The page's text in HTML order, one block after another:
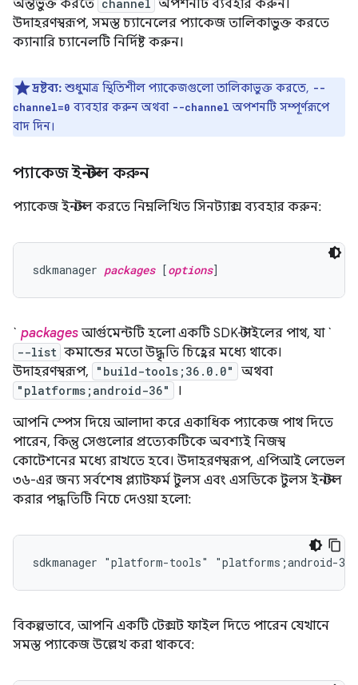
অন্তর্ভুক্ত করতে channel অপশনটি ব্যবহার করুন।
উদাহরণস্বরূপ, সমস্ত চ্যানেলের প্যাকেজ তালিকাভুক্ত করতে
ক্যানারি চ্যানেলটি নির্দিষ্ট করুন।
দ্রষ্টব্য: শুধুমাত্র স্থিতিশীল প্যাকেজগুলো তালিকাভুক্ত করতে, --
channel=0 ব্যবহার করুন অথবা --channel অপশনটি সম্পূর্ণরূপে
বাদ দিন।
প্যাকেজ ইনস্টল করুন
প্যাকেজ ইনস্টল করতে নিম্নলিখিত সিনট্যাক্স ব্যবহার করুন:
sdkmanager packages [options
` packages আর্গুমেন্টটি হলো একটি SDK-স্টাইলের পাথ, যা `
--list কমান্ডের মতো উদ্ধৃতি চিহ্নের মধ্যে থাকে।
উদাহরণস্বরূপ,
"build-tools;36.0.0" অথবা
"platforms;android-36"
।
আপনি স্পেস দিয়ে আলাদা করে একাধিক প্যাকেজ পাথ দিতে
পারেন, কিন্তু সেগুলোর প্রত্যেকটিকে অবশ্যই নিজস্ব
কোটেশনের মধ্যে রাখতে হবে। উদাহরণস্বরূপ, এপিআই লেভেল
৩৬-এর জন্য সর্বশেষ প্ল্যাটফর্ম টুলস এবং এসডিকে টুলস ইনস্টল
করার পদ্ধতিটি নিচে দেওয়া হলো:
বিকল্পভাবে, আপনি একটি টেক্সট ফাইল দিতে পারেন যেখানে
সমস্ত প্যাকেজ উল্লেখ করা থাকবে: